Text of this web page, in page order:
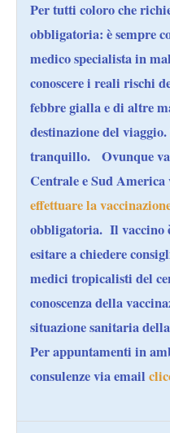
Per tutti coloro che
obbligatoria: è sempre
medico specialista in
conoscere i reali rischi
febbre gialla e di altre
destinazione del
tranquillo. Ovunque
Centrale e Sud America
effettuare la
obbligatoria. Il vaccino
esitare a chiedere
medici tropicalisti del
conoscenza della
situazione sanitaria
Per appuntamenti in
consulenze via email